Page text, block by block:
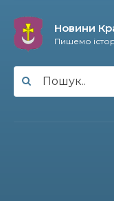
11:10
Інтелект,
13:48
На щиті
На
Новини
Пишемо